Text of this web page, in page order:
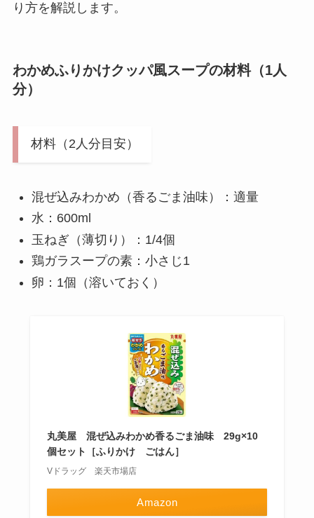
り方を解説します。
わかめふりかけクッパ風スープの材料（1人
分）
材料（2人分目安）
混ぜ込みわかめ（香るごま油味）：適量
水：600ml
玉ねぎ（薄切り）：1/4個
鶏ガラスープの素：小さじ1
卵：1個（溶いておく）
丸美屋 混ぜ込みわかめ香るごま油味 29g×10
個セット［ふりかけ ごはん］
Vドラッグ 楽天市場店
Amazon